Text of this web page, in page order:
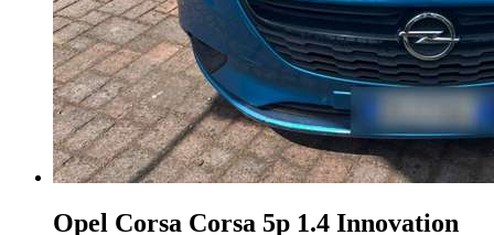
Opel Corsa Corsa 5p 1.4 Innovation